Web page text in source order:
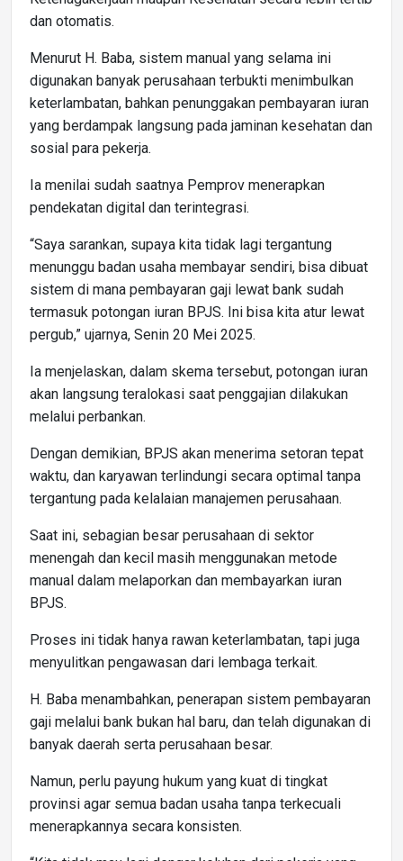
dan otomatis.
Menurut H. Baba, sistem manual yang selama ini
digunakan banyak perusahaan terbukti menimbulkan
keterlambatan, bahkan penunggakan pembayaran iuran
yang berdampak langsung pada jaminan kesehatan dan
sosial para pekerja.
Ia menilai sudah saatnya Pemprov menerapkan
pendekatan digital dan terintegrasi.
“Saya sarankan, supaya kita tidak lagi tergantung
menunggu badan usaha membayar sendiri, bisa dibuat
sistem di mana pembayaran gaji lewat bank sudah
termasuk potongan iuran BPJS. Ini bisa kita atur lewat
pergub,” ujarnya, Senin 20 Mei 2025.
Ia menjelaskan, dalam skema tersebut, potongan iuran
akan langsung teralokasi saat penggajian dilakukan
melalui perbankan.
Dengan demikian, BPJS akan menerima setoran tepat
waktu, dan karyawan terlindungi secara optimal tanpa
tergantung pada kelalaian manajemen perusahaan.
Saat ini, sebagian besar perusahaan di sektor
menengah dan kecil masih menggunakan metode
manual dalam melaporkan dan membayarkan iuran
BPJS.
Proses ini tidak hanya rawan keterlambatan, tapi juga
menyulitkan pengawasan dari lembaga terkait.
H. Baba menambahkan, penerapan sistem pembayaran
gaji melalui bank bukan hal baru, dan telah digunakan di
banyak daerah serta perusahaan besar.
Namun, perlu payung hukum yang kuat di tingkat
provinsi agar semua badan usaha tanpa terkecuali
menerapkannya secara konsisten.